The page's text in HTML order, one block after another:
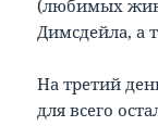
(любимых
Димсдейла, а
На третий
для всего